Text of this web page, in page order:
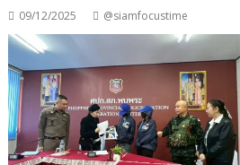
09/12/2025 @siamfocustime